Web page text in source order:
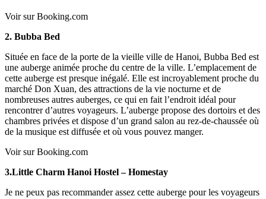
Voir sur Booking.com
2. Bubba Bed
Située en face de la porte de la vieille ville de Hanoi, Bubba Bed est
une auberge animée proche du centre de la ville. L’emplacement de
cette auberge est presque inégalé. Elle est incroyablement proche du
marché Don Xuan, des attractions de la vie nocturne et de
nombreuses autres auberges, ce qui en fait l’endroit idéal pour
rencontrer d’autres voyageurs. L’auberge propose des dortoirs et des
chambres privées et dispose d’un grand salon au rez-de-chaussée où
de la musique est diffusée et où vous pouvez manger.
Voir sur Booking.com
3.Little Charm Hanoi Hostel – Homestay
Je ne peux pas recommander assez cette auberge pour les voyageurs